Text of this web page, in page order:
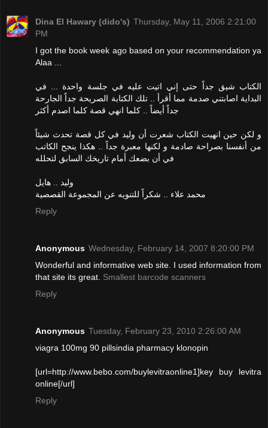
Dina El Hawary (dido's) Thursday, May 11, 2006 2:21:00
PM
I got the book week ago based on your recommendation ya
Alaa ...
الكتاب شيق جداً حتى إني اتيت عليه في جلسة واحدة ... في
البداية اصابتني صدمة مما أقرأ .. تلك الكتابة الصريحة جداً الجارحة
جداً أيضاً .. كلما انهي قصة كلما اصدم أكثر
و لكن حين انهيت الكتاب شعرت أن وليد في كل قصة تحدث شيئاً
من أنفسنا بصراحة صادمة و لكنها معبرة جداً .. هكذا ينجح الكاتب
في أن بضعك أمام تاريخك السابق لتحلله
وليد .. هايل
محمد علاء .. شكراً للتنويه عن المجموعة القصصية
Reply
Anonymous Wednesday, February 14, 2007 8:20:00 PM
Wonderful and informative web site. I used information from
that site its great. Smallest barcode scanners
Reply
Anonymous Tuesday, February 23, 2010 2:26:00 AM
viagra 100mg 90 pillsindia pharmacy klonopin
[url=http://www.bebo.com/buylevitraonline1]key buy levitra
online[/url]
Reply